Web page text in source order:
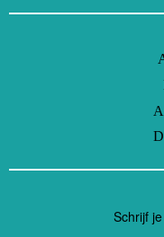
Schrijf